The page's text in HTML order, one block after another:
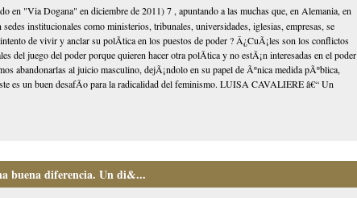
en "Via Dogana" en diciembre de 2011) 7 , apuntando a las muchas que, en Alemania, en
institucionales como ministerios, tribunales, universidades, iglesias, empresas, se
de vivir y anclar su polÃ­tica en los puestos de poder ? Â¿CuÃ¡les son los conflictos
del juego del poder porque quieren hacer otra polÃ­tica y no estÃ¡n interesadas en el poder
abandonarlas al juicio masculino, dejÃ¡ndolo en su papel de Ãºnica medida pÃºblica,
es un buen desafÃ­o para la radicalidad del feminismo. LUISA CAVALIERE â€“ Un
buena diferencia. Un di&...